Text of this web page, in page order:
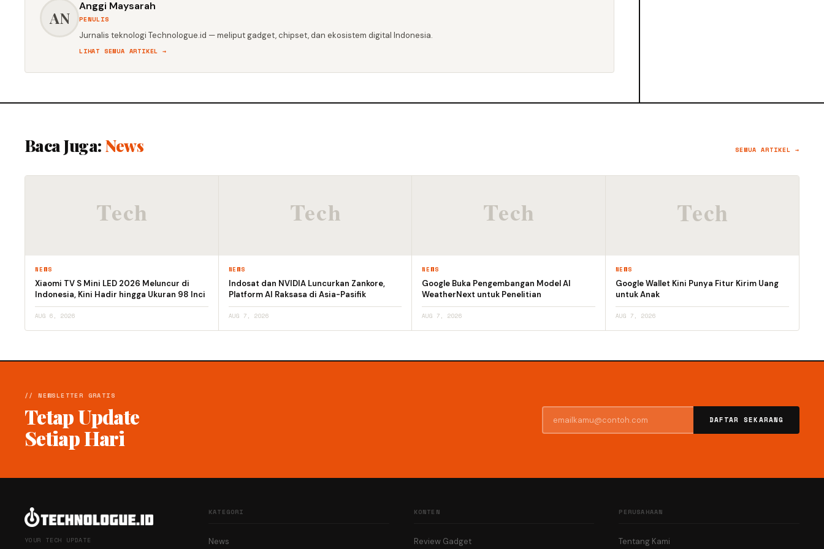
AN
Anggi Maysarah
PENULIS
Jurnalis teknologi Technologue.id — meliput gadget, chipset, dan ekosistem digital Indonesia.
LIHAT SEMUA ARTIKEL →
Baca Juga: News SEMUA ARTIKEL →
NEWS
Xiaomi TV S Mini LED 2026 Meluncur di
Indonesia, Kini Hadir hingga Ukuran 98 Inci
AUG 6, 2026
NEWS
Indosat dan NVIDIA Luncurkan Zankore,
Platform AI Raksasa di Asia-Pasifik
AUG 7, 2026
NEWS
Google Buka Pengembangan Model AI
WeatherNext untuk Penelitian
AUG 7, 2026
NEWS
Google Wallet Kini Punya Fitur Kirim Uang
untuk Anak
AUG 7, 2026
// NEWSLETTER GRATIS
Tetap Update
Setiap Hari
DAFTAR SEKARANG
YOUR TECH UPDATE
KATEGORI
News
KONTEN
Review Gadget
PERUSAHAAN
Tentang Kami